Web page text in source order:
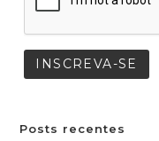
Posts recentes